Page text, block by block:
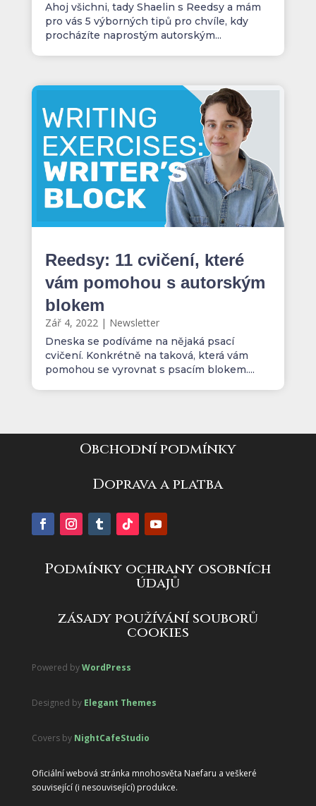
Ahoj všichni, tady Shaelin s Reedsy a mám
pro vás 5 výborných tipů pro chvíle, kdy
procházíte naprostým autorským...
Reedsy: 11 cvičení, které
vám pomohou s autorským
blokem
Zář 4, 2022| Newsletter
Dneska se podíváme na nějaká psací
cvičení. Konkrétně na taková, která vám
pomohou se vyrovnat s psacím blokem....
Obchodní podmínky
Doprava a platba
Podmínky ochrany osobních
údajů
zásady používání souborů
cookies
Powered byWordPress
Designed by Elegant Themes
Covers by NightCafeStudio
Oficiální webová stránka mnohosvěta Naefaru a veškeré
související (i nesouvisející) produkce.